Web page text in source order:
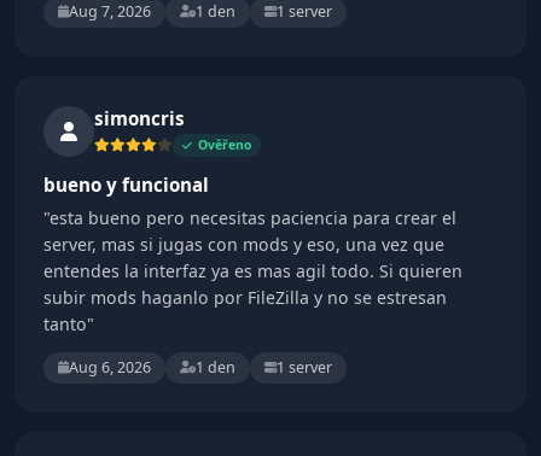
Aug 7, 2026 1 den 1 server
simoncris
Ověřeno
bueno y funcional
"esta bueno pero necesitas paciencia para crear el
server, mas si jugas con mods y eso, una vez que
entendes la interfaz ya es mas agil todo. Si quieren
subir mods haganlo por FileZilla y no se estresan
tanto"
Aug 6, 2026 1 den 1 server